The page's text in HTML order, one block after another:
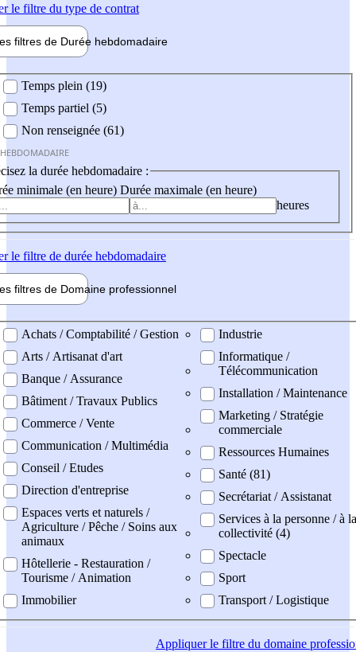
le filtre du type de contrat
filtres de Durée hebdomadaire
Temps plein (19)
Temps partiel (5)
Non renseignée (61)
la durée hebdomadaire :
minimale (en heure) Durée maximale (en heure)
heures
le filtre de durée hebdomadaire
filtres de Domaine professionnel
professionel
Achats / Comptabilité / Gestion
Arts / Artisanat d'art
Banque / Assurance
Bâtiment / Travaux Publics
Commerce / Vente
Communication / Multimédia
Conseil / Etudes
Direction d'entreprise
Espaces verts et naturels /
Agriculture / Pêche / Soins aux
animaux
Hôtellerie - Restauration /
Tourisme / Animation
Immobilier
Industrie
Informatique /
Télécommunication
Installation / Maintenance
Marketing / Stratégie
commerciale
Ressources Humaines
Santé (81)
Secrétariat / Assistanat
Services à la personne / à la
collectivité (4)
Spectacle
Sport
Transport / Logistique
Appliquerle filtre du domaine